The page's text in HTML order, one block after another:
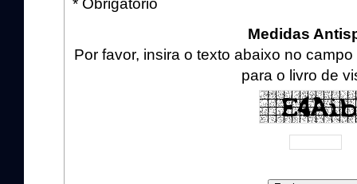
* Obrigatório
Medidas
Por favor, insira o texto abaixo no
para o livro de